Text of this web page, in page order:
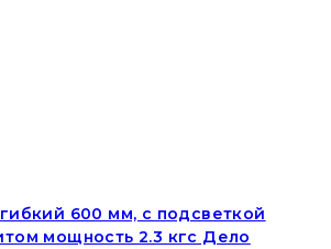
600 мм, с подсветкой
мощность 2.3 кгс Дело